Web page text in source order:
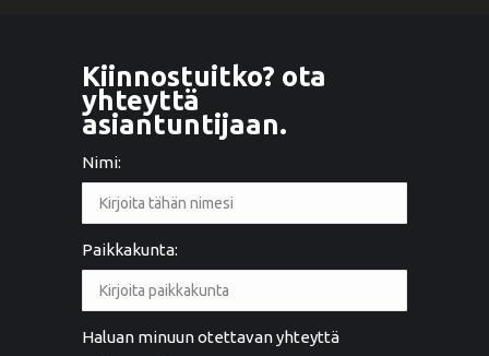
Kiinnostuitko? ota
yhteyttä
asiantuntijaan.
Nimi:
Paikkakunta:
Haluan minuun otettavan yhteyttä